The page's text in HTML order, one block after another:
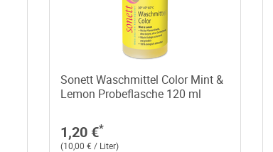
Sonett Waschmittel Color Mint &
Lemon Probeflasche 120 ml
1,20 €*
(10,00 € / Liter)